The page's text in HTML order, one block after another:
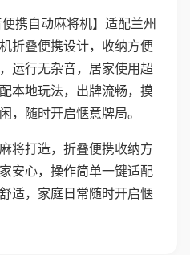
便携自动麻将机】适配兰州
折叠便携设计，收纳方便
运行无杂音，居家使用超
本地玩法，出牌流畅，摸
，随时开启惬意牌局。
将打造，折叠便携收纳方
安心，操作简单一键适配
适，家庭日常随时开启惬